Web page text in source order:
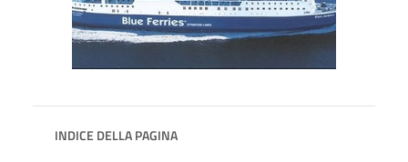
INDICE DELLA PAGINA